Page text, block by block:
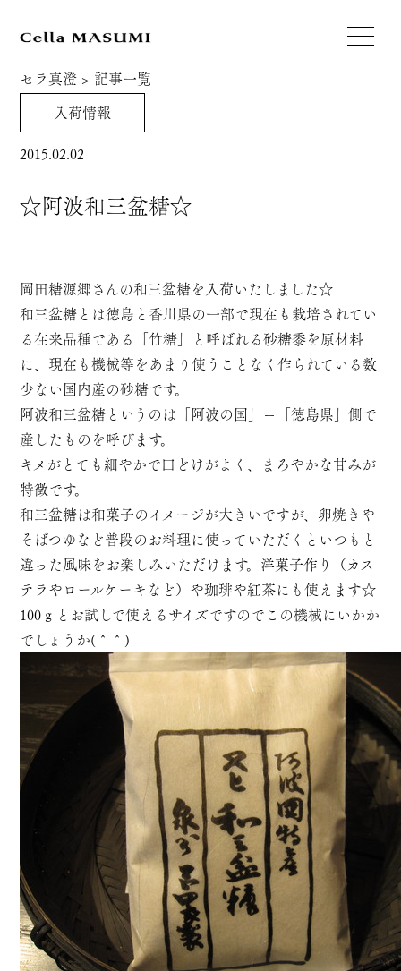
セラ真澄 > 記事一覧
入荷情報
2015.02.02
☆阿波和三盆糖☆
岡田糖源郷さんの和三盆糖を入荷いたしました☆
和三盆糖とは徳島と香川県の一部で現在も栽培されてい
る在来品種である「竹糖」と呼ばれる砂糖黍を原材料
に、現在も機械等をあまり使うことなく作られている数
少ない国内産の砂糖です。
阿波和三盆糖というのは「阿波の国」＝「徳島県」側で
産したものを呼びます。
キメがとても細やかで口どけがよく、まろやかな甘みが
特徴です。
和三盆糖は和菓子のイメージが大きいですが、卵焼きや
そばつゆなど普段のお料理に使っていただくといつもと
違った風味をお楽しみいただけます。洋菓子作り（カス
テラやロールケーキなど）や珈琲や紅茶にも使えます☆
100ｇとお試しで使えるサイズですのでこの機械にいかか
でしょうか(＾＾)